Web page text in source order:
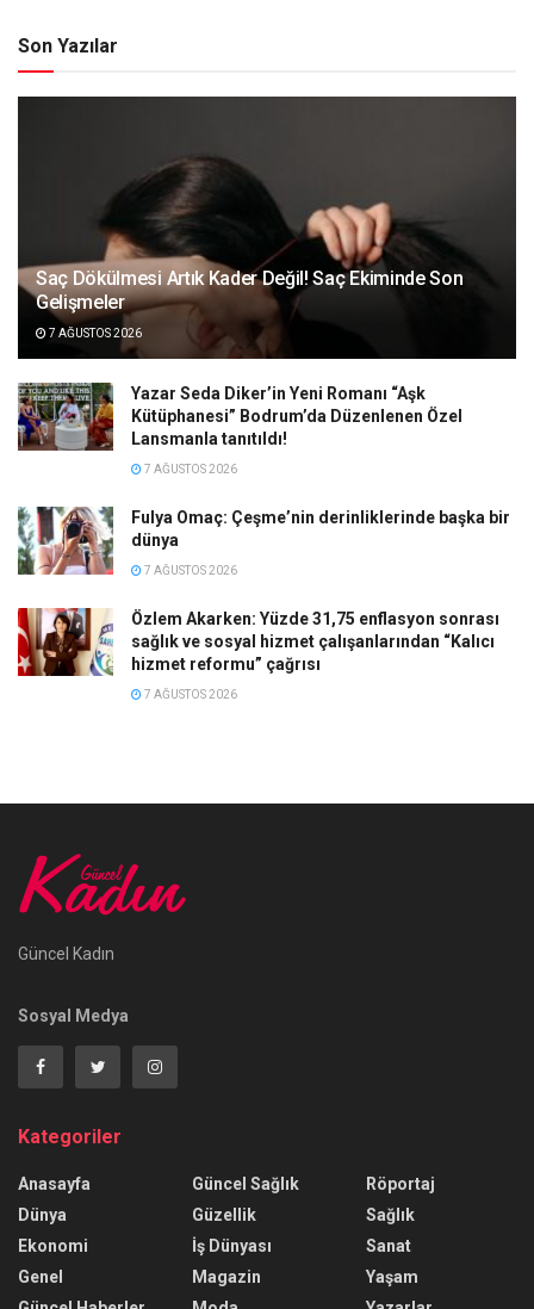
Son Yazılar
Saç Dökülmesi Artık Kader Değil! Saç Ekiminde Son
Gelişmeler
7 AĞUSTOS 2026
Yazar Seda Diker’in Yeni Romanı “Aşk
Kütüphanesi” Bodrum’da Düzenlenen Özel
Lansmanla tanıtıldı!
7 AĞUSTOS 2026
Fulya Omaç: Çeşme’nin derinliklerinde başka bir
dünya
7 AĞUSTOS 2026
Özlem Akarken: Yüzde 31,75 enflasyon sonrası
sağlık ve sosyal hizmet çalışanlarından “Kalıcı
hizmet reformu” çağrısı
7 AĞUSTOS 2026
Güncel Kadın
Sosyal Medya
Kategoriler
Anasayfa
Dünya
Ekonomi
Genel
Güncel Sağlık
Güzellik
İş Dünyası
Magazin
Röportaj
Sağlık
Sanat
Yaşam